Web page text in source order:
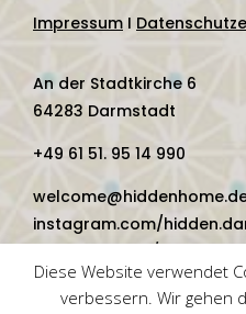
Impressum I
An der Stadtkirche 6
64283 Darmstadt
+49 61 51. 95 14 990
instagram.com/
Diese Website verwendet
verbessern. Wir gehen